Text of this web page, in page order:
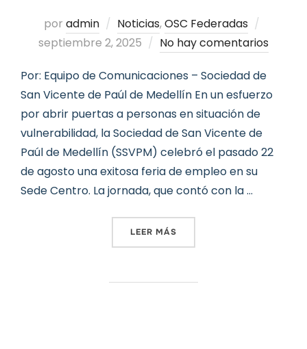
por admin Noticias,OSC Federadas
el
septiembre 2, 2025 No hay comentarios
Por: Equipo de Comunicaciones – Sociedad de
San Vicente de Paúl de Medellín En un esfuerzo
por abrir puertas a personas en situación de
vulnerabilidad, la Sociedad de San Vicente de
Paúl de Medellín (SSVPM) celebró el pasado 22
de agosto una exitosa feria de empleo en su
Sede Centro. La jornada, que contó con la …
LEER MÁS